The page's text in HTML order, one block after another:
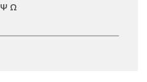
Ψ Ω